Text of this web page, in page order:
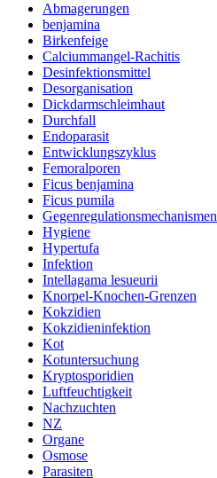
Abmagerungen
benjamina
Birkenfeige
Calciummangel-Rachitis
Desinfektionsmittel
Desorganisation
Dickdarmschleimhaut
Durchfall
Endoparasit
Entwicklungszyklus
Femoralporen
Ficus benjamina
Ficus pumila
Gegenregulationsmechanismen
Hygiene
Hypertufa
Infektion
Intellagama lesueurii
Knorpel-Knochen-Grenzen
Kokzidien
Kokzidieninfektion
Kot
Kotuntersuchung
Kryptosporidien
Luftfeuchtigkeit
Nachzuchten
NZ
Organe
Osmose
Parasiten